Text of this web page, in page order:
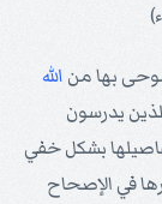
بها من الله
يدرسون
بشكل خفي
في الإصحاح